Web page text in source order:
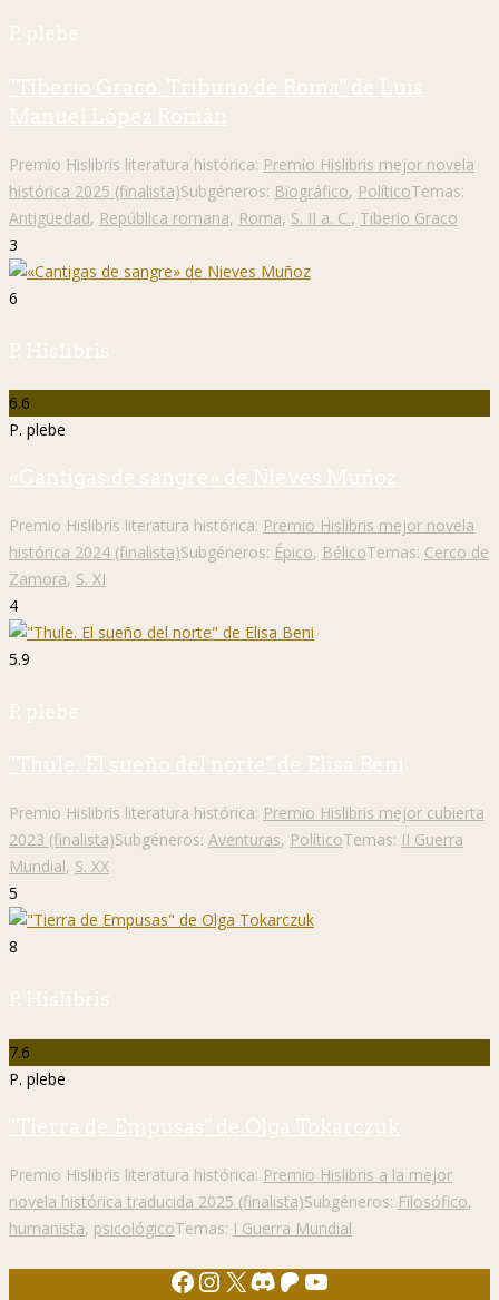
P. plebe
"Tiberio Graco. Tribuno de Roma" de Luis
Manuel López Román
Premio Hislibris literatura histórica: Premio Hislibris mejor novela
histórica 2025 (finalista)Subgéneros: Biográfico, PolíticoTemas:
Antigüedad, República romana, Roma, S. II a. C., Tiberio Graco
3
6
P. Hislibris
6.6
P. plebe
«Cantigas de sangre» de Nieves Muñoz
Premio Hislibris literatura histórica: Premio Hislibris mejor novela
histórica 2024 (finalista)Subgéneros: Épico, BélicoTemas: Cerco de
Zamora, S. XI
4
5.9
P. plebe
"Thule. El sueño del norte" de Elisa Beni
Premio Hislibris literatura histórica: Premio Hislibris mejor cubierta
2023 (finalista)Subgéneros: Aventuras, PolíticoTemas: II Guerra
Mundial, S. XX
5
8
P. Hislibris
7.6
P. plebe
"Tierra de Empusas" de Olga Tokarczuk
Premio Hislibris literatura histórica: Premio Hislibris a la mejor
novela histórica traducida 2025 (finalista)Subgéneros: Filosófico,
humanista, psicológicoTemas: I Guerra Mundial
Facebook
Instagram
X Discord
Patreon
YouTube